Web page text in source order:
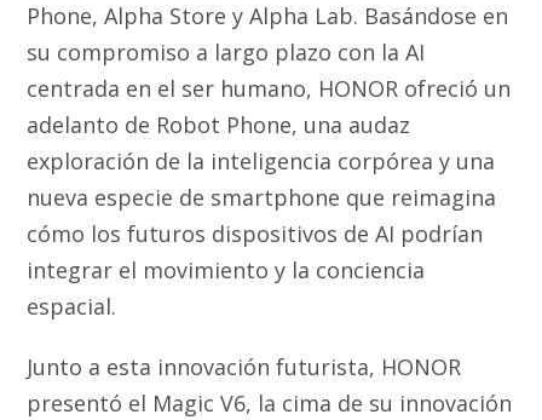
Phone, Alpha Store y Alpha Lab. Basándose en
su compromiso a largo plazo con la AI
centrada en el ser humano, HONOR ofreció un
adelanto de Robot Phone, una audaz
exploración de la inteligencia corpórea y una
nueva especie de smartphone que reimagina
cómo los futuros dispositivos de AI podrían
integrar el movimiento y la conciencia
espacial.
Junto a esta innovación futurista, HONOR
presentó el Magic V6, la cima de su innovación